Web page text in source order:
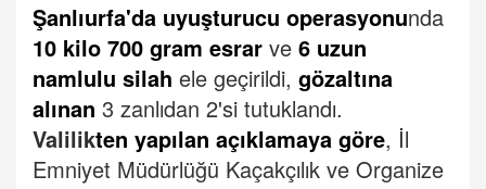
Şanlıurfa'da uyuşturucu operasyonunda
10 kilo 700 gram esrar ve 6 uzun
namlulu silah ele geçirildi, gözaltına
alınan 3 zanlıdan 2'si tutuklandı.
Valilikten yapılan açıklamaya göre, İl
Emniyet Müdürlüğü Kaçakçılık ve Organize